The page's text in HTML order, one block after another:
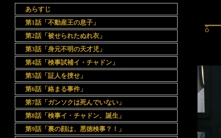
あらすじ
第1話「不動産王の息子」
第2話「被せられたぬれ衣」
第3話「身元不明の天才児」
第4話「検事試補イ・チャドン」
第5話「証人を捜せ」
第6話「絡まる事件」
第7話「ガンソクは死んでいない」
第8話「検事イ・チャドン、誕生」
第9話「裏の顔は、悪徳検事？！」